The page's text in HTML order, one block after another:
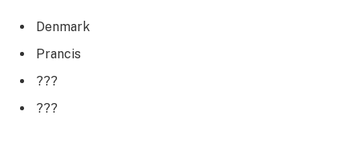
Denmark
Prancis
???
???